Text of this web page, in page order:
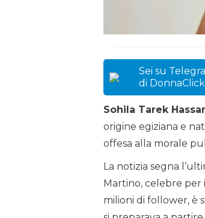
Sei su
di
Sohila Tarek
origine egiziana e
offesa alla morale
La notizia segna
Martino, celebre per
milioni di follower, è